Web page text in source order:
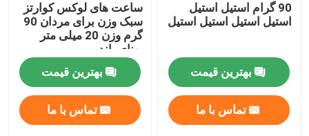
90 گرام استیل استیل
استیل استیل استیل استیل
بهترین قیمت
تماس با ما
ساعت های لوکس کوارتز
سبک وزن برای مردان 90
گرم وزن 20 میلی متر
پهنای باند
بهترین قیمت
تماس با ما